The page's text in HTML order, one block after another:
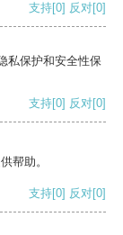
支持[0] 反对[0]
私保护和安全性保
支持[0] 反对[0]
帮助。
支持[0] 反对[0]